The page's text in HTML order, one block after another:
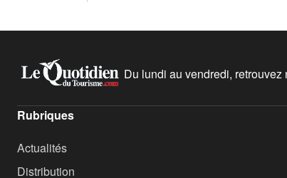
Du lundi au vendredi,
Rubriques
Actualités
Distribution